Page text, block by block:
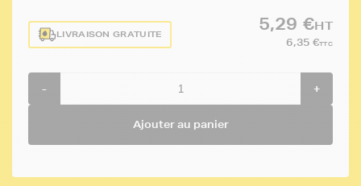
LIVRAISON GRATUITE
5,29 €HT
6,35 €TTC
- +
Ajouter au panier